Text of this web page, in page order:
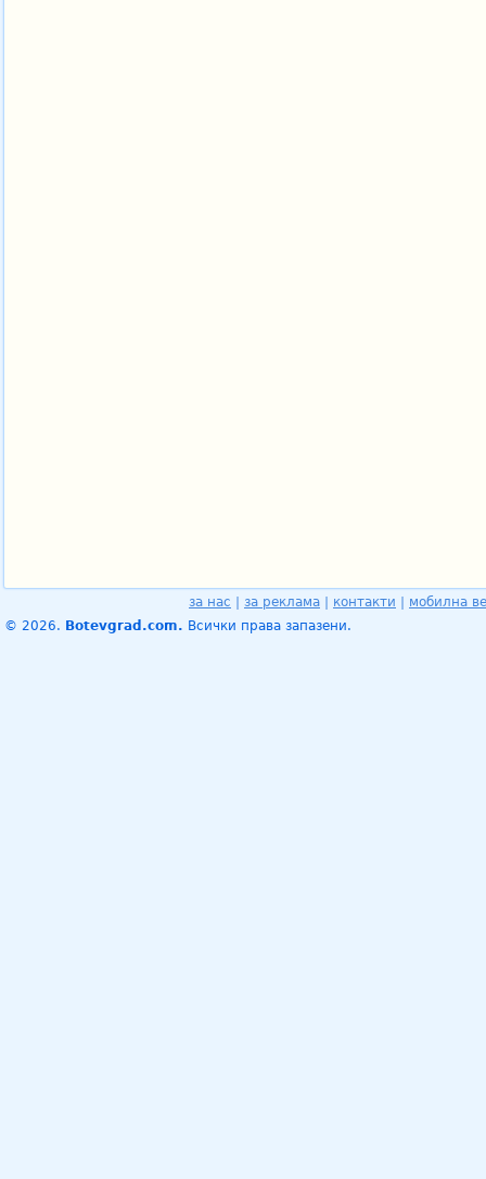
за нас за реклама контакти
мобилна
© 2026. Botevgrad.com. Всички права запазени.